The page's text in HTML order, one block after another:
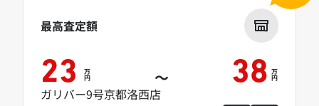
最高査定額
23 万
円 ～ 38 万
円
ガリバー9号京都洛西店